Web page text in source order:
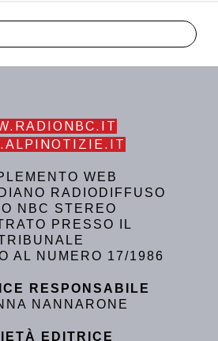
WEB
RADIODIFFUSO
NBC STEREO
PRESSO IL
AL NUMERO 17/1986
RESPONSABILE
NANNARONE
EDITRICE